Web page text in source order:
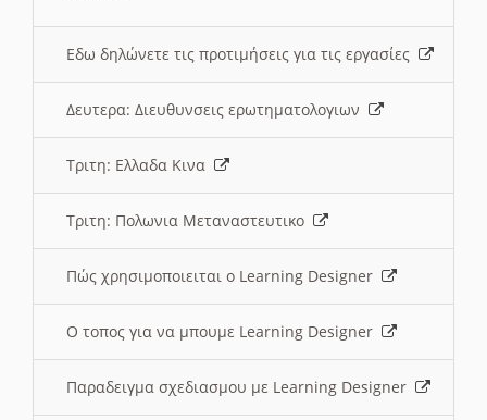
Εδω δηλώνετε τις προτιμήσεις για τις εργασίες
Δευτερα: Διευθυνσεις ερωτηματολογιων
Τριτη: Ελλαδα Κινα
Τριτη: Πολωνια Μεταναστευτικο
Πώς χρησιμοποιειται ο Learning Designer
O τοπος για να μπουμε Learning Designer
Παραδειγμα σχεδιασμου με Learning Designer